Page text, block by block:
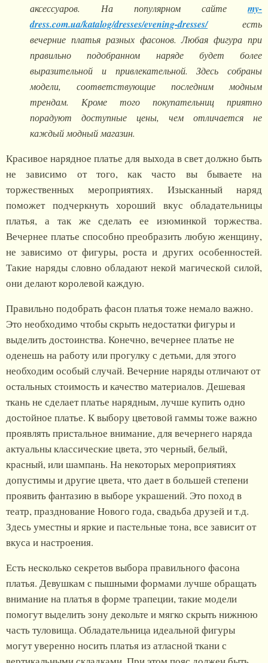
аксессуаров. На популярном сайте my-
dress.com.ua/katalog/dresses/evening-dresses/есть
вечерние платья разных фасонов. Любая фигура при
правильно подобранном наряде будет более
выразительной и привлекательной. Здесь собраны
модели, соответствующие последним модным
трендам. Кроме того покупательниц приятно
порадуют доступные цены, чем отличается не
каждый модный магазин.
Красивое нарядное платье для выхода в свет должно быть
не зависимо от того, как часто вы бываете на
торжественных мероприятиях. Изысканный наряд
поможет подчеркнуть хороший вкус обладательницы
платья, а так же сделать ее изюминкой торжества.
Вечернее платье способно преобразить любую женщину,
не зависимо от фигуры, роста и других особенностей.
Такие наряды словно обладают некой магической силой,
они делают королевой каждую.
Правильно подобрать фасон платья тоже немало важно.
Это необходимо чтобы скрыть недостатки фигуры и
выделить достоинства. Конечно, вечернее платье не
оденешь на работу или прогулку с детьми, для этого
необходим особый случай. Вечерние наряды отличают от
остальных стоимость и качество материалов. Дешевая
ткань не сделает платье нарядным, лучше купить одно
достойное платье. К выбору цветовой гаммы тоже важно
проявлять пристальное внимание, для вечернего наряда
актуальны классические цвета, это черный, белый,
красный, или шампань. На некоторых мероприятиях
допустимы и другие цвета, что дает в большей степени
проявить фантазию в выборе украшений. Это поход в
театр, празднование Нового года, свадьба друзей и т.д.
Здесь уместны и яркие и пастельные тона, все зависит от
вкуса и настроения.
Есть несколько секретов выбора правильного фасона
платья. Девушкам с пышными формами лучше обращать
внимание на платья в форме трапеции, такие модели
помогут выделить зону декольте и мягко скрыть нижнюю
часть туловища. Обладательница идеальной фигуры
могут уверенно носить платья из атласной ткани с